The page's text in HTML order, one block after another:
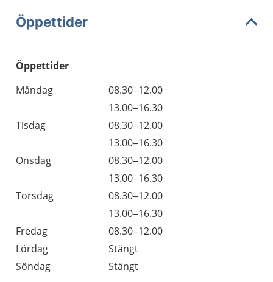
Öppettider
Öppettider
Dag
Öppettider
Kommentarer
Måndag
08.30–12.00
13.00–16.30
Tisdag
08.30–12.00
13.00–16.30
Onsdag
08.30–12.00
13.00–16.30
Torsdag
08.30–12.00
13.00–16.30
Fredag
08.30–12.00
Lördag
Stängt
Söndag
Stängt